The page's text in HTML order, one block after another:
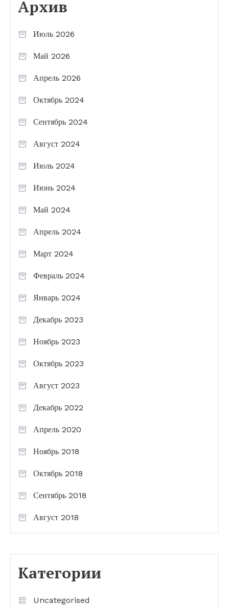
Архив
Июль 2026
Май 2026
Апрель 2026
Октябрь 2024
Сентябрь 2024
Август 2024
Июль 2024
Июнь 2024
Май 2024
Апрель 2024
Март 2024
Февраль 2024
Январь 2024
Декабрь 2023
Ноябрь 2023
Октябрь 2023
Август 2023
Декабрь 2022
Апрель 2020
Ноябрь 2018
Октябрь 2018
Сентябрь 2018
Август 2018
Категории
Uncategorised